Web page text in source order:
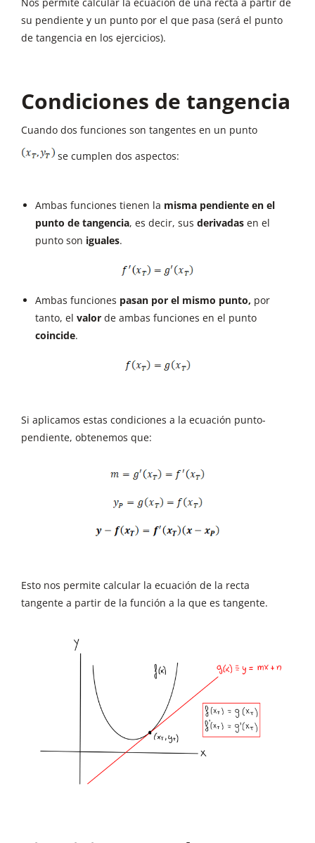
su pendiente y un punto por el que pasa (será el punto
de tangencia en los ejercicios).
Condiciones de tangencia
Cuando dos funciones son tangentes en un punto
se cumplen dos aspectos:
Ambas funciones tienen la misma pendiente en el
punto de tangencia, es decir, sus derivadas en el
punto son iguales.
Ambas funciones pasan por el mismo punto, por
tanto, el valor de ambas funciones en el punto
coincide.
Si aplicamos estas condiciones a la ecuación punto-
pendiente, obtenemos que:
Esto nos permite calcular la ecuación de la recta
tangente a partir de la función a la que es tangente.